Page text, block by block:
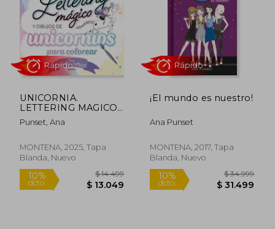
10%
dcto.
$ 34.999
$ 31.499
10%
dcto.
UNICORNIA.
LETTERING MAGICO
Y DIBUJOS DE
Punset, Ana
MONTENA, 2025, Tapa
Blanda, Nuevo
¡El mundo es nuestro!
Ana Punset
MONTENA, 2017, Tapa
Blanda, Nuevo